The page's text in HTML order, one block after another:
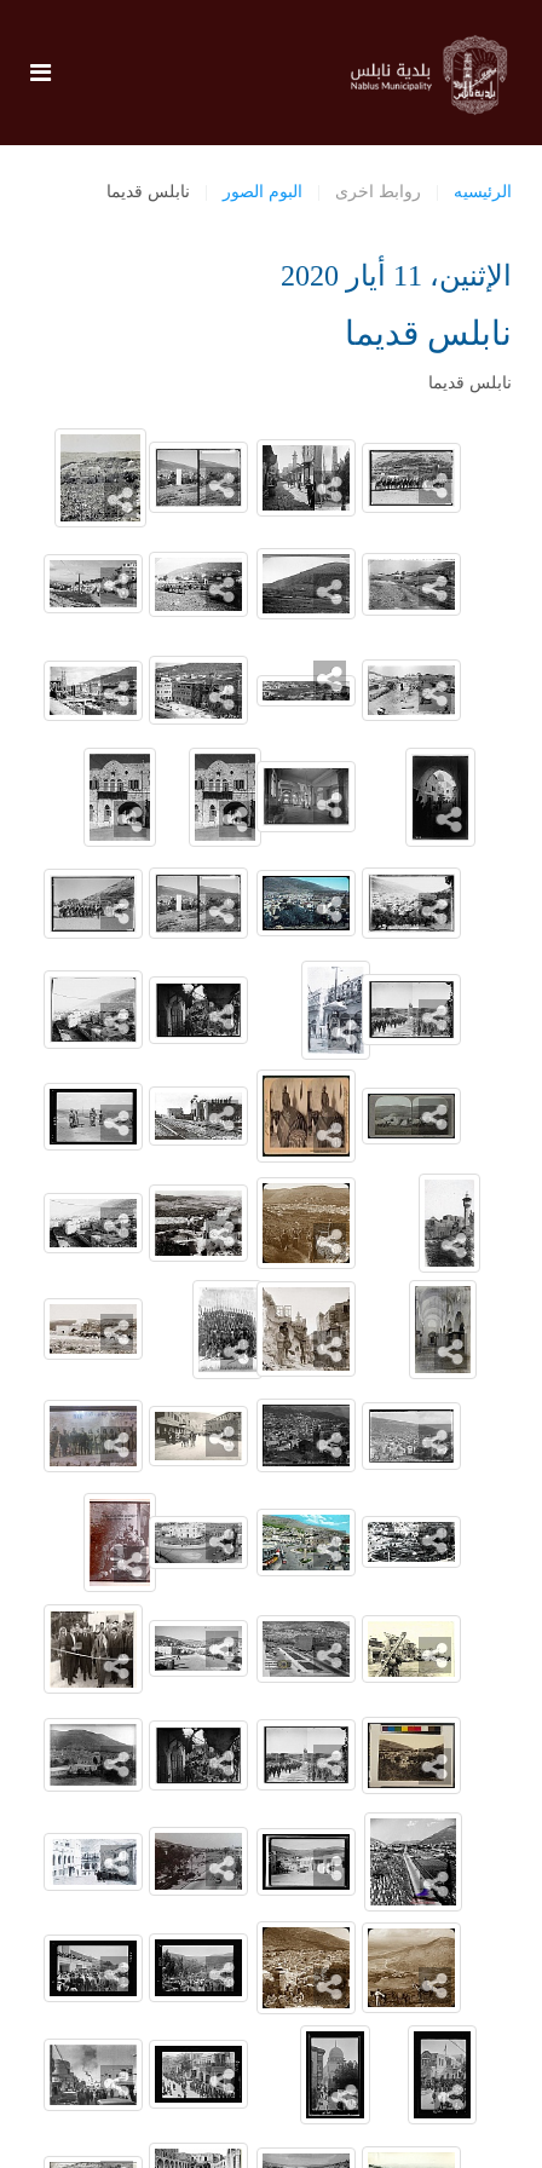
الرئيسيه روابط اخرى البوم الصور نابلس قديما
الإثنين، 11 أيار 2020
نابلس قديما
نابلس قديما